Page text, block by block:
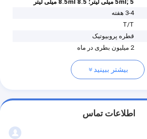
5ml; 5 میلی لیتر؛ 8.5ml 8.5 میلی لیتر
3-4 هفته
T/T
قطره پروبیوتیک
2 میلیون بطری در ماه
بیشتر ببینید
اطلاعات تماس